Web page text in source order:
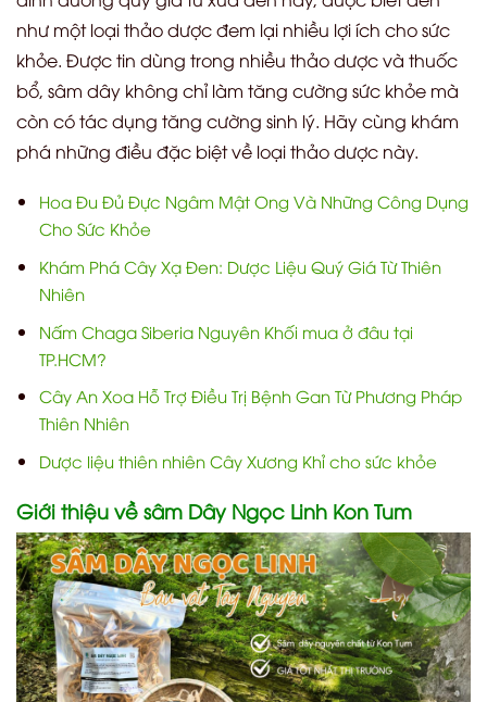
như một loại thảo dược đem lại nhiều lợi ích cho sức
khỏe. Được tin dùng trong nhiều thảo dược và thuốc
bổ, sâm dây không chỉ làm tăng cường sức khỏe mà
còn có tác dụng tăng cường sinh lý. Hãy cùng khám
phá những điều đặc biệt về loại thảo dược này.
Hoa Đu Đủ Đực Ngâm Mật Ong Và Những Công Dụng
Cho Sức Khỏe
Khám Phá Cây Xạ Đen: Dược Liệu Quý Giá Từ Thiên
Nhiên
Nấm Chaga Siberia Nguyên Khối mua ở đâu tại
TP.HCM?
Cây An Xoa Hỗ Trợ Điều Trị Bệnh Gan Từ Phương Pháp
Thiên Nhiên
Dược liệu thiên nhiên Cây Xương Khỉ cho sức khỏe
Giới thiệu về sâm Dây Ngọc Linh Kon Tum